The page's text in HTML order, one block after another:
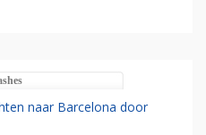
naar Barcelona door